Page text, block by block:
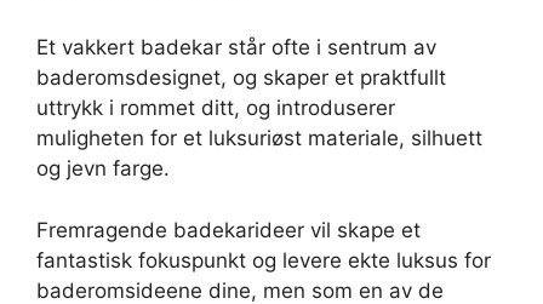
Et vakkert badekar står ofte i sentrum av
baderomsdesignet, og skaper et praktfullt
uttrykk i rommet ditt, og introduserer
muligheten for et luksuriøst materiale, silhuett
og jevn farge.
Fremragende badekarideer vil skape et
fantastisk fokuspunkt og levere ekte luksus for
baderomsideene dine, men som en av de